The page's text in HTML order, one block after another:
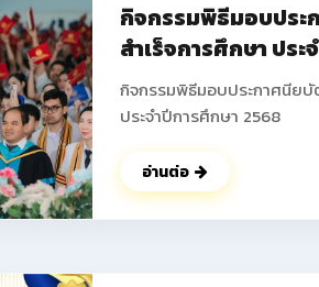
กิจกรรมพิธีมอบปร
สำเร็จการศึกษา ปร
กิจกรรมพิธีมอบประกาศนียบั
ประจำปีการศึกษา 2568 ในวันที่ 13 มีนาคม 2569
ประกาศนียบัตร แก่ผู้สำเร็จก
2568 ซึ่งมีนักเรียน นักศึกษาที่
จำนวนทั้งสิ้น 673 คน โดย
อ่านต่อ